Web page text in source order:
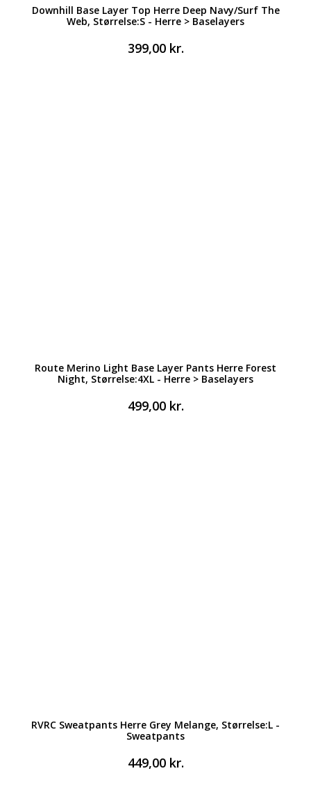
Downhill Base Layer Top Herre Deep Navy/Surf The
Web, Størrelse:S - Herre > Baselayers
399,00 kr.
Route Merino Light Base Layer Pants Herre Forest
Night, Størrelse:4XL - Herre > Baselayers
499,00 kr.
RVRC Sweatpants Herre Grey Melange, Størrelse:L -
Sweatpants
449,00 kr.